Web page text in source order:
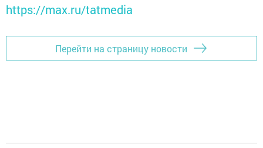
https://max.ru/tatmedia
Перейти на страницу новости